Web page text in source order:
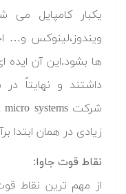
یکبار کامپایل
ویندوز،لینوکس و…
ها بشود.این آن ایده
زیادی در همان ابتدا
نقاط قوت جاوا:
از مهم ترین نقاط